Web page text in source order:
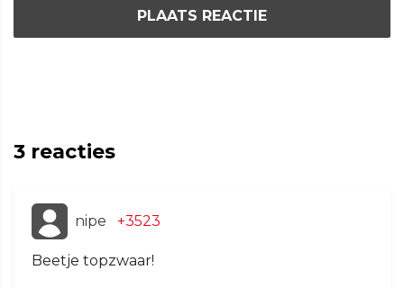
PLAATS REACTIE
3 reacties
nipe +3523
Beetje topzwaar!